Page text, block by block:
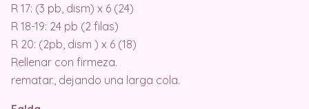
R 17: (3 pb, dism) x 6 (24)
R 18-19: 24 pb (2 filas)
R 20: (2pb, dism ) x 6 (18)
Rellenar con firmeza.
rematar., dejando una larga cola.